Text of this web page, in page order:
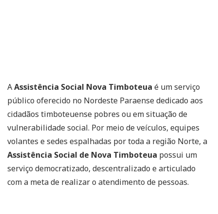
AAssistência Social Nova Timboteua é um serviço
público oferecido no Nordeste Paraense dedicado aos
cidadãos timboteuense pobres ou em situação de
vulnerabilidade social. Por meio de veículos, equipes
volantes e sedes espalhadas por toda a região Norte, a
Assistência Social de Nova Timboteua possui um
serviço democratizado, descentralizado e articulado
com a meta de realizar o atendimento de pessoas.